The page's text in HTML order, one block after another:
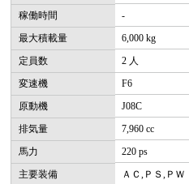
稼働時間
-
最大積載量
6,000 kg
定員数
2 人
変速機
F6
原動機
J08C
排気量
7,960 cc
馬力
220 ps
主要装備
ＡＣ,ＰＳ,ＰＷ